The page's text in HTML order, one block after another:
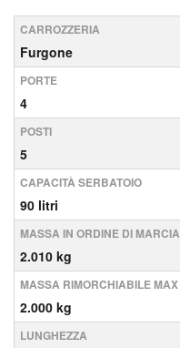
CARROZZERIA
Furgone
PORTE
4
POSTI
5
CAPACITÀ SERBATOIO
90 litri
MASSA IN ORDINE DI MARCIA
2.010 kg
MASSA RIMORCHIABILE MAX
2.000 kg
LUNGHEZZA